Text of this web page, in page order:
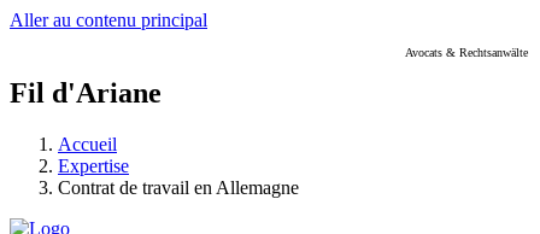
Aller au contenu principal
Avocats & Rechtsanwälte
Fil d'Ariane
Accueil
Expertise
Contrat de travail en Allemagne